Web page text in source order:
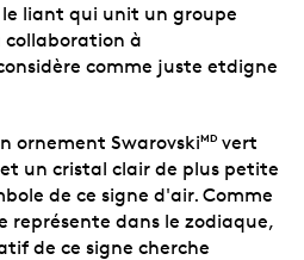
liant qui unit un groupe
collaboration à
comme juste etdigne
ornement SwarovskiMD vert
un cristal clair de plus petite
de ce signe d'air. Comme
représente dans le zodiaque,
de ce signe cherche